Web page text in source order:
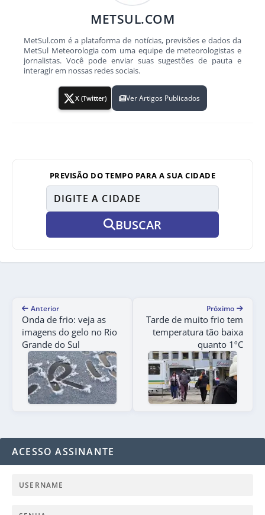
METSUL.COM
MetSul.com é a plataforma de notícias, previsões e dados da
MetSul Meteorologia com uma equipe de meteorologistas e
jornalistas. Você pode enviar suas sugestões de pauta e
interagir em nossas redes sociais.
X (Twitter) Ver Artigos Publicados
PREVISÃO DO TEMPO PARA A SUA CIDADE
BUSCAR
Anterior
Onda de frio: veja as
imagens do gelo no Rio
Grande do Sul
Próximo
Tarde de muito frio tem
temperatura tão baixa
quanto 1ºC
ACESSO ASSINANTE